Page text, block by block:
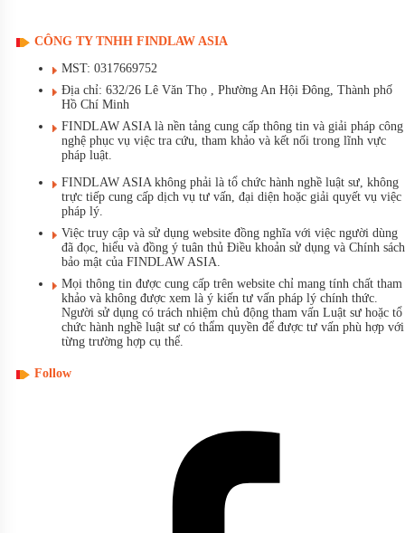
CÔNG TY TNHH FINDLAW ASIA
MST: 0317669752
Địa chỉ: 632/26 Lê Văn Thọ , Phường An Hội Đông, Thành phố
Hồ Chí Minh
FINDLAW ASIA là nền tảng cung cấp thông tin và giải pháp công
nghệ phục vụ việc tra cứu, tham khảo và kết nối trong lĩnh vực
pháp luật.
FINDLAW ASIA không phải là tổ chức hành nghề luật sư, không
trực tiếp cung cấp dịch vụ tư vấn, đại diện hoặc giải quyết vụ việc
pháp lý.
Việc truy cập và sử dụng website đồng nghĩa với việc người dùng
đã đọc, hiểu và đồng ý tuân thủ Điều khoản sử dụng và Chính sách
bảo mật của FINDLAW ASIA.
Mọi thông tin được cung cấp trên website chỉ mang tính chất tham
khảo và không được xem là ý kiến tư vấn pháp lý chính thức.
Người sử dụng có trách nhiệm chủ động tham vấn Luật sư hoặc tổ
chức hành nghề luật sư có thẩm quyền để được tư vấn phù hợp với
từng trường hợp cụ thể.
Follow